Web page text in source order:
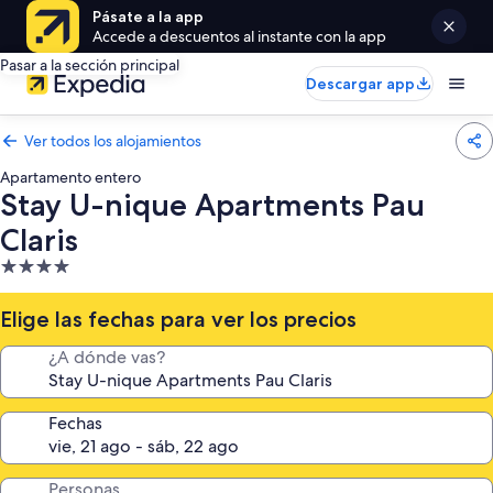
Pásate a la app
Accede a descuentos al instante con la app
Pasar a la sección principal
Descargar app
Ver todos los alojamientos
Apartamento entero
Stay U-nique Apartments Pau
Claris
Alojamiento
de
4.0 estrellas
Elige las fechas para ver los precios
¿A dónde vas?
Fechas